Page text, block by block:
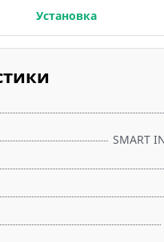
SMART
Установка